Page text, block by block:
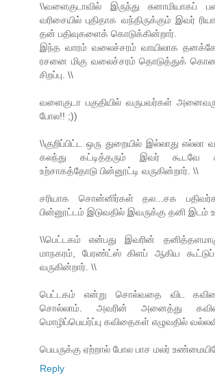
\\வளைகுடாவில் இருந்து சுனாமியாகப்
வரிசையில் புதிதாக வந்திருக்கும் இவர்
தன் பதிவுகளைக் கொடுக்கின்றார்.
இந்த வாரம் வலைச்சரம் வாயிலாக தனக்கே
ரசனை மிகு வலைச்சரம் தொடுத்துக்
சிறப்பு. \\
வளைகுடா பகுதியில் வருபவர்கள்
போல!! ;))
\\குறிப்பிட்ட ஒரு துறையில் இல்லாது
கலந்து கட்டித்தரும் இவர் கூடவே
உற்சாகத்தோடு பின்னூட்டி வருகின்றார். \\
சரியாக சொன்னிர்கள் தல...சக
பின்னூட்டம் இடுவதில் இவருக்கு தனி இடம்
\\பெட்டகம் என்பது இவரின்
மாநகரம், பேரண்ட்ஸ் கிளப் ஆகிய கூட்டுப்
வருகின்றார். \\
பெட்டகம் என்று சொல்வதை விட
சொல்லாம். அவரின் அனைத்து
மொழிப்பெயர்ப்பு கவிதைகள் எழுவதில்
பெயருக்கு ஏற்றால் போல பாச மலர்
Reply